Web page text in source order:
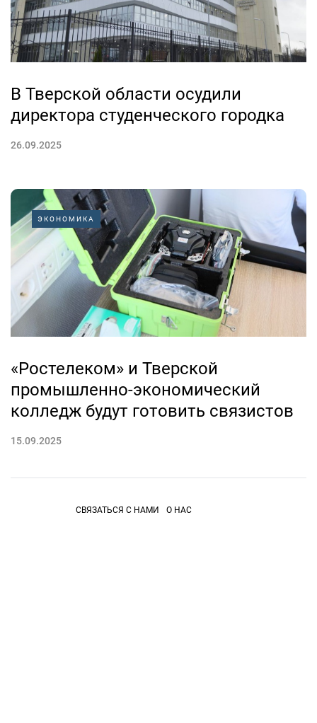
В Тверской области осудили
директора студенческого городка
26.09.2025
ЭКОНОМИКА
«Ростелеком» и Тверской
промышленно-экономический
колледж будут готовить связистов
15.09.2025
СВЯЗАТЬСЯ С НАМИ О НАС